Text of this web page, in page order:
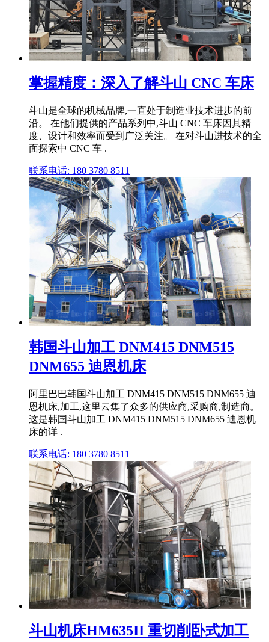
掌握精度：深入了解斗山 CNC 车床
斗山是全球的机械品牌,一直处于制造业技术进步的前
沿。 在他们提供的产品系列中,斗山 CNC 车床因其精
度、设计和效率而受到广泛关注。 在对斗山进技术的全
面探索中 CNC 车 .
联系电话: 180 3780 8511
韩国斗山加工 DNM415 DNM515
DNM655 迪恩机床
阿里巴巴韩国斗山加工 DNM415 DNM515 DNM655 迪
恩机床,加工,这里云集了众多的供应商,采购商,制造商。
这是韩国斗山加工 DNM415 DNM515 DNM655 迪恩机
床的详 .
联系电话: 180 3780 8511
斗山机床HM635II 重切削卧式加工